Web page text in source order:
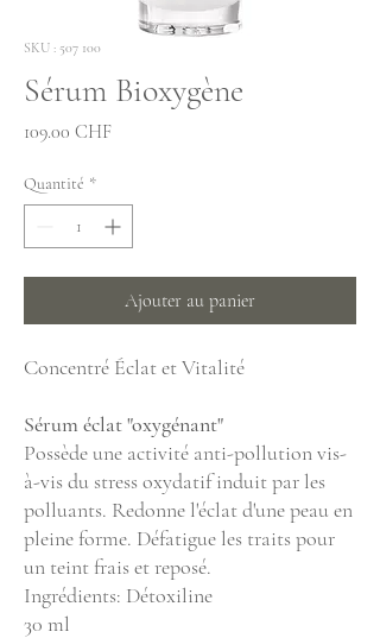
SKU : 507 100
Sérum Bioxygène
109.00 CHFPrix
Quantité *
Ajouter au panier
Concentré Éclat et Vitalité
Sérum éclat "oxygénant"
Possède une activité anti-pollution vis-
à-vis du stress oxydatif induit par les
polluants. Redonne l'éclat d'une peau en
pleine forme. Défatigue les traits pour
un teint frais et reposé.
Ingrédients: Détoxiline
30 ml